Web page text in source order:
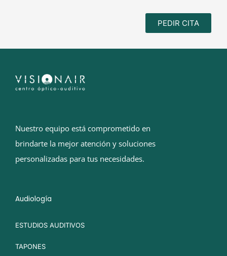
PEDIR CITA
Nuestro equipo está comprometido en
brindarte la mejor atención y soluciones
personalizadas para tus necesidades.
Audiología
ESTUDIOS AUDITIVOS
TAPONES